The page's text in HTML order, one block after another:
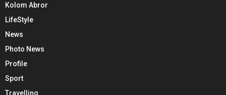
Kolom Abror
LifeStyle
News
Photo News
Profile
Sport
Travelling